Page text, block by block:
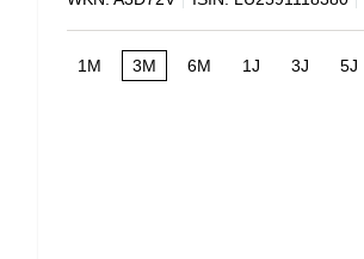
1M 3M 6M 1J 3J 5J